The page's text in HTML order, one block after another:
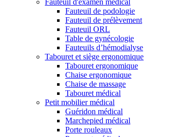
Fauteuil d'examen médical
Fauteuil de podologie
Fauteuil de prélèvement
Fauteuil ORL
Table de gynécologie
Fauteuils d’hémodialyse
Tabouret et siège ergonomique
Tabouret ergonomique
Chaise ergonomique
Chaise de massage
Tabouret médical
Petit mobilier médical
Guéridon médical
Marchepied médical
Porte rouleaux